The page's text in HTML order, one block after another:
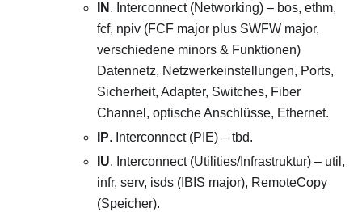
IN . Interconnect (Networking) – bos, ethm,
fcf, npiv (FCF major plus SWFW major,
verschiedene minors & Funktionen)
Datennetz, Netzwerkeinstellungen, Ports,
Sicherheit, Adapter, Switches, Fiber
Channel, optische Anschlüsse, Ethernet.
IP. Interconnect (PIE) – tbd.
IU. Interconnect (Utilities/Infrastruktur) – util,
infr, serv, isds (IBIS major), RemoteCopy
(Speicher).